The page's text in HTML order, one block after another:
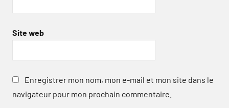
Site web
Enregistrer mon nom, mon e-mail et mon site dans le
navigateur pour mon prochain commentaire.